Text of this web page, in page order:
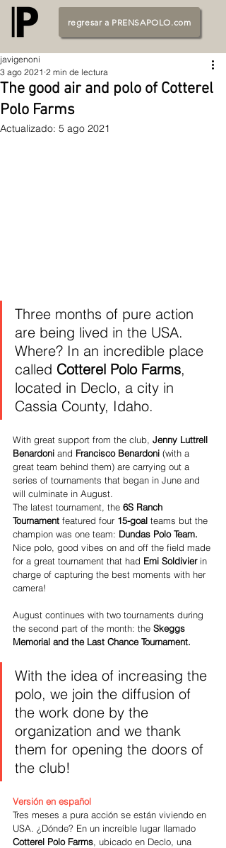
regresar a PRENSAPOLO.com
The good air and polo of Cotterel
Polo Farms
javigenoni
3 ago 2021 2 min de lectura
Actualizado: 5 ago 2021
Three months of pure action
are being lived in the USA.
Where? In an incredible place
called Cotterel Polo Farms,
located in Declo, a city in
Cassia County, Idaho.
With great support from the club, Jenny Luttrell
Benardoni and Francisco Benardoni (with a
great team behind them) are carrying out a
series of tournaments that began in June and
will culminate in August.
The latest tournament, the 6S Ranch
Tournament featured four 15-goal teams but the
champion was one team: Dundas Polo Team.
Nice polo, good vibes on and off the field made
for a great tournament that had Emi Soldivier in
charge of capturing the best moments with her
camera!
August continues with two tournaments during
the second part of the month: the Skeggs
Memorial and the Last Chance Tournament.
With the idea of increasing the
polo, we join the diffusion of
the work done by the
organization and we thank
them for opening the doors of
the club!
Versión en español
Tres meses a pura acción se están viviendo en
USA. ¿Dónde? En un increíble lugar llamado
Cotterel Polo Farms, ubicado en Declo, una